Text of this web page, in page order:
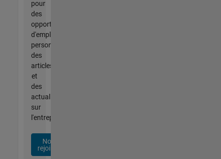
pour
des
opportunités
d'emploi
personnalisées,
des
articles
et
des
actualités
sur
l'entreprise.
Nous
rejoindre